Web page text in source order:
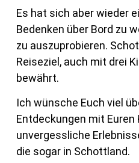
Es hat sich aber wieder
Bedenken über Bord zu
zu auszuprobieren.
Reiseziel, auch mit drei
bewährt.
Ich wünsche Euch viel
Entdeckungen mit Euren
unvergessliche
die sogar in Schottland.